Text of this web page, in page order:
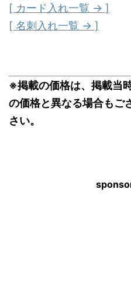
[ カード入れ一覧 → ]
[ 名刺入れ一覧 → ]
※掲載の価格は、掲載当
の価格と異なる場合もご
さい。